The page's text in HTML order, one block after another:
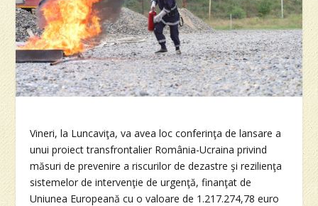
Vineri, la Luncaviţa, va avea loc conferinţa de lansare a
unui proiect transfrontalier România-Ucraina privind
măsuri de prevenire a riscurilor de dezastre şi rezilienţa
sistemelor de intervenţie de urgenţă, finanţat de
Uniunea Europeană cu o valoare de 1.217.274,78 euro